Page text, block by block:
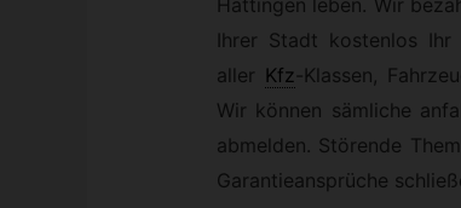
Ihrer Stadt kostenlos Ihr
aller Kfz Klassen,
Wir können sämliche
abmelden. Störende
Garantieansprüche